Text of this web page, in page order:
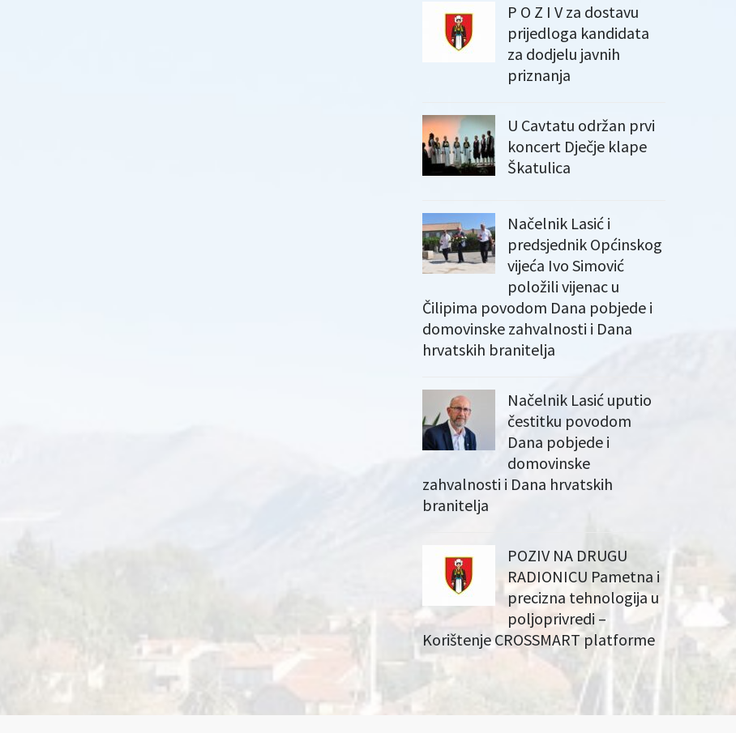
P O Z I V za dostavu
prijedloga kandidata
za dodjelu javnih
priznanja
U Cavtatu održan prvi
koncert Dječje klape
Škatulica
Načelnik Lasić i
predsjednik Općinskog
vijeća Ivo Simović
položili vijenac u
Čilipima povodom Dana pobjede i
domovinske zahvalnosti i Dana
hrvatskih branitelja
Načelnik Lasić uputio
čestitku povodom
Dana pobjede i
domovinske
zahvalnosti i Dana hrvatskih
branitelja
POZIV NA DRUGU
RADIONICU Pametna i
precizna tehnologija u
poljoprivredi –
Korištenje CROSSMART platforme